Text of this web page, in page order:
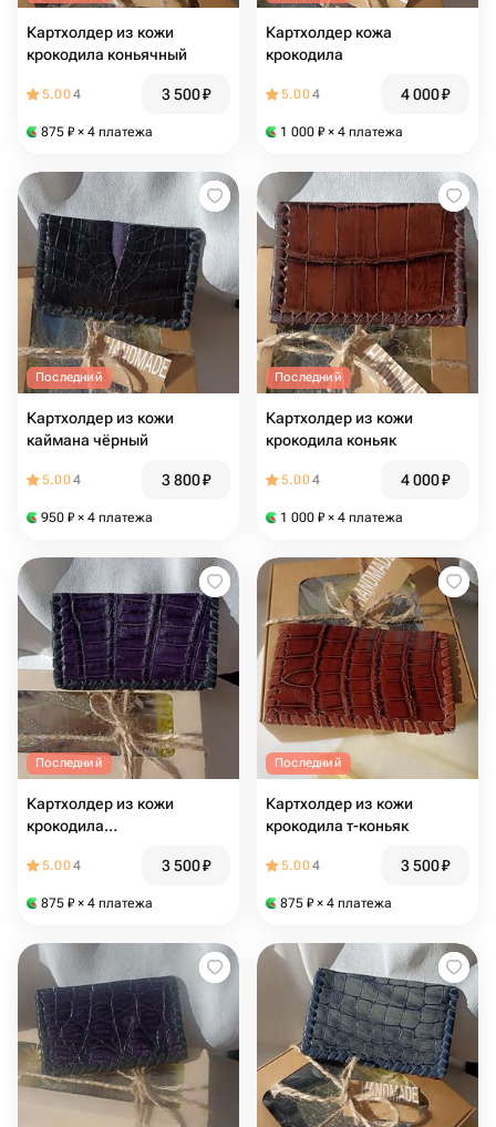
Картхолдер из кожи
крокодила коньячный
5.004 3 500₽
875 ₽ × 4 платежа
Картхолдер кожа
крокодила
5.004 4 000₽
1 000 ₽ × 4 платежа
Последний
Картхолдер из кожи
каймана чёрный
5.004 3 800₽
950 ₽ × 4 платежа
Последний
Картхолдер из кожи
крокодила коньяк
5.004 4 000₽
1 000 ₽ × 4 платежа
Последний
Картхолдер из кожи
крокодила
5.004 3 500₽
875 ₽ × 4 платежа
Последний
Картхолдер из кожи
крокодила т-коньяк
5.004 3 500₽
875 ₽ × 4 платежа